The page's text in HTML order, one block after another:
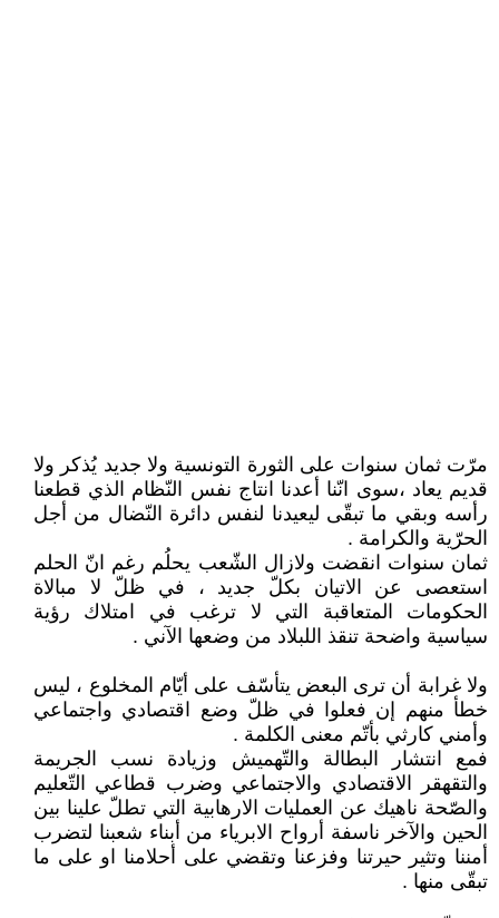
مرّت ثمان سنوات على الثورة التونسية ولا جديد يُذكر ولا
قديم يعاد ،سوى انّنا أعدنا انتاج نفس النّظام الذي قطعنا
رأسه وبقي ما تبقّى ليعيدنا لنفس دائرة النّضال من أجل
الحرّية والكرامة .
ثمان سنوات انقضت ولازال الشّعب يحلُم رغم انّ الحلم
استعصى عن الاتيان بكلّ جديد ، في ظلّ لا مبالاة
الحكومات المتعاقبة التي لا ترغب في امتلاك رؤية
سياسية واضحة تنقذ اللبلاد من وضعها الآني .
ولا غرابة أن ترى البعض يتأسّف على أيّام المخلوع ، ليس
خطأ منهم إن فعلوا في ظلّ وضع اقتصادي واجتماعي
وأمني كارثي بأتّم معنى الكلمة .
فمع انتشار البطالة والتّهميش وزيادة نسب الجريمة
والتقهقر الاقتصادي والاجتماعي وضرب قطاعي التّعليم
والصّحة ناهيك عن العمليات الارهابية التي تطلّ علينا بين
الحين والآخر ناسفة أرواح الابرياء من أبناء شعبنا لتضرب
أمننا وتثير حيرتنا وفزعنا وتقضي على أحلامنا او على ما
تبقّى منها .